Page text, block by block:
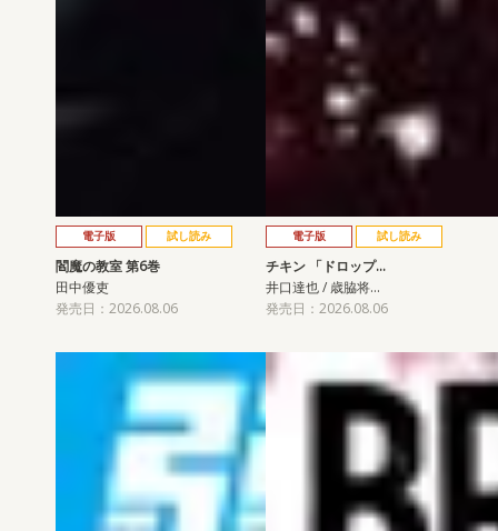
電子版 試し読み
閻魔の教室 第6巻
田中優吏
発売日：2026.08.06
電子版 試し読み
チキン 「ドロップ…
井口達也 / 歳脇将…
発売日：2026.08.06